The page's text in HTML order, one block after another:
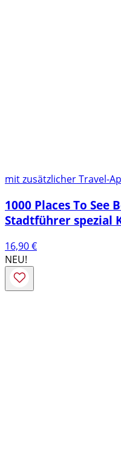
mit zusätzlicher Travel-
1000 Places To See
Stadtführer spezial
16,90€
NEU!